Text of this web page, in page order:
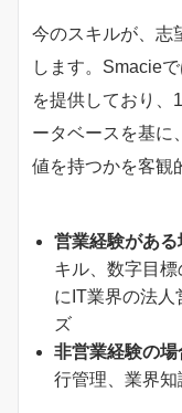
今のスキルが、志
します。Smacie
を提供しており、
ータベースを基に
値を持つかを客観
営業経験がある
キル、数字目
にIT業界の法人
ズ
非営業経験の場
行管理、業界